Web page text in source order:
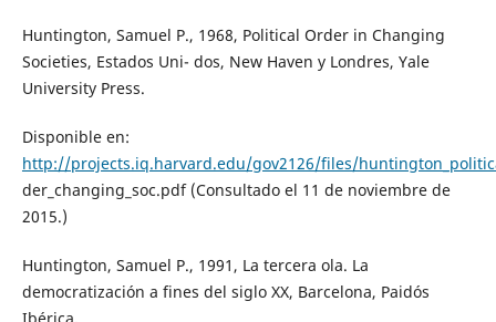
Huntington, Samuel P., 1968, Political Order in Changing
Societies, Estados Uni- dos, New Haven y Londres, Yale
University Press.
Disponible en:
http://projects.iq.harvard.edu/gov2126/files/
der_changing_soc.pdf (Consultado el 11 de noviembre de
2015.)
Huntington, Samuel P., 1991, La tercera ola. La
democratización a fines del siglo XX, Barcelona, Paidós